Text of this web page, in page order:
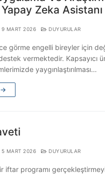
Zeka Asistanı
9 MART 2026 DUYURULAR
görme engelli bireyler için
vermektedir. Kapsayıcı
yaygınlaştırılması…
→
5 MART 2026 DUYURULAR
iftar programı